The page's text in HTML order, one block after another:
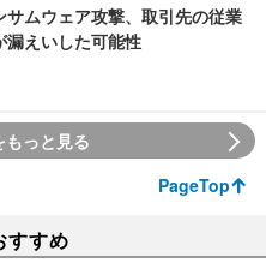
ムウェア攻撃、取引先の従業
漏えいした可能性
もっと見る
PageTop
すすめ